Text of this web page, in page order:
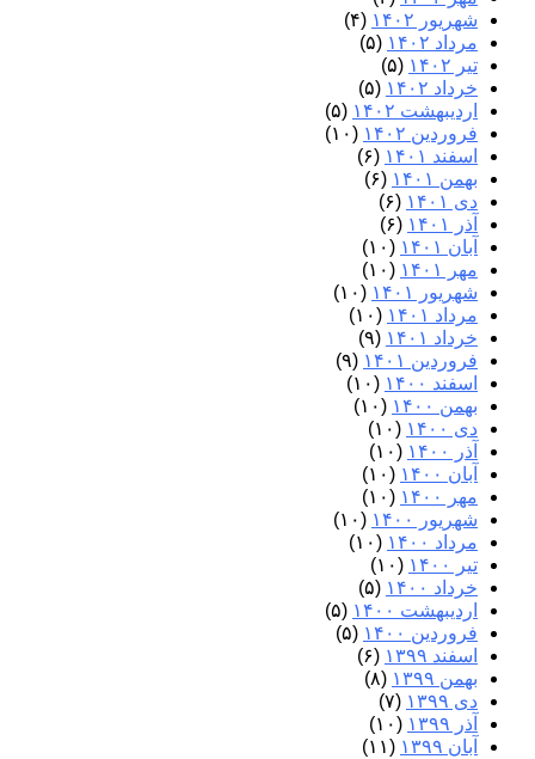
شهریور ۱۴۰۲
(۴)
مرداد ۱۴۰۲
(۵)
تیر ۱۴۰۲
(۵)
خرداد ۱۴۰۲
(۵)
اردیبهشت ۱۴۰۲
(۵)
فروردین ۱۴۰۲
(۱۰)
اسفند ۱۴۰۱
(۶)
بهمن ۱۴۰۱
(۶)
دی ۱۴۰۱
(۶)
آذر ۱۴۰۱
(۶)
آبان ۱۴۰۱
(۱۰)
مهر ۱۴۰۱
(۱۰)
شهریور ۱۴۰۱
(۱۰)
مرداد ۱۴۰۱
(۱۰)
خرداد ۱۴۰۱
(۹)
فروردین ۱۴۰۱
(۹)
اسفند ۱۴۰۰
(۱۰)
بهمن ۱۴۰۰
(۱۰)
دی ۱۴۰۰
(۱۰)
آذر ۱۴۰۰
(۱۰)
آبان ۱۴۰۰
(۱۰)
مهر ۱۴۰۰
(۱۰)
شهریور ۱۴۰۰
(۱۰)
مرداد ۱۴۰۰
(۱۰)
تیر ۱۴۰۰
(۱۰)
خرداد ۱۴۰۰
(۵)
اردیبهشت ۱۴۰۰
(۵)
فروردین ۱۴۰۰
(۵)
اسفند ۱۳۹۹
(۶)
بهمن ۱۳۹۹
(۸)
دی ۱۳۹۹
(۷)
آذر ۱۳۹۹
(۱۰)
آبان ۱۳۹۹
(۱۱)